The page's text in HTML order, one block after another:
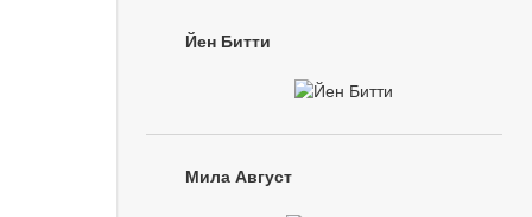
Йен Битти
Мила Август